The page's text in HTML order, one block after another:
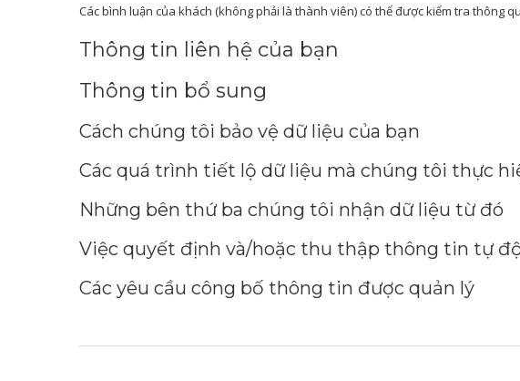
Các bình luận của khách (không phải là thành viên) có thể được kiểm tra thông
Thông tin liên hệ của bạn
Thông tin bổ sung
Cách chúng tôi bảo vệ dữ liệu của bạn
Các quá trình tiết lộ dữ liệu mà chúng tôi thực
Những bên thứ ba chúng tôi nhận dữ liệu từ đó
Việc quyết định và/hoặc thu thập thông tin tự
Các yêu cầu công bố thông tin được quản lý